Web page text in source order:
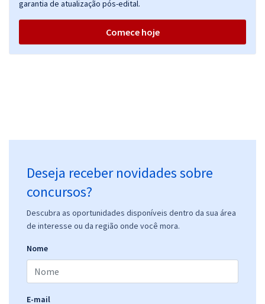
garantia de atualização pós-edital.
Comece hoje
Deseja receber novidades sobre
concursos?
Descubra as oportunidades disponíveis dentro da sua área
de interesse ou da região onde você mora.
Nome
E-mail